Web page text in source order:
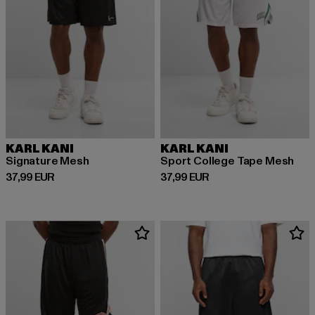
KARL KANI
Signature Mesh
37,99 EUR
Derzeitiger Preis: 37,99 EUR
KARL KANI
Sport College Tape Mesh
37,99 EUR
Derzeitiger Preis: 37,99 EUR